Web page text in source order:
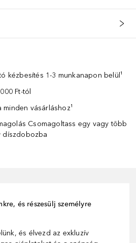
kézbesítés 1-3 munkanapon belül¹
Ft-tól
minden vásárláshoz¹
Csomagoltass egy vagy több
díszdobozba
és részesülj személyre
és élvezd az exkluzív